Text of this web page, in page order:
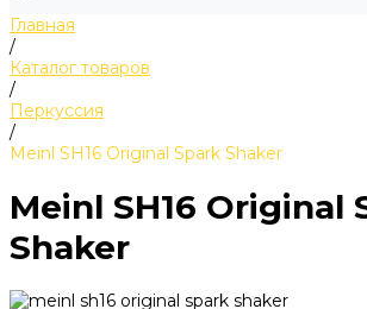
Главная
/
Каталог товаров
/
Перкуссия
/
Meinl SH16 Original Spark Shaker
Meinl SH16 Original
Shaker